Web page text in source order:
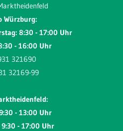
Würzburg:
8:30 - 17:00 Uhr
- 16:00 Uhr
321690
32169-99
- 13:00 Uhr
- 17:00 Uhr